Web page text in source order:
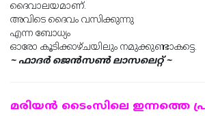
ദൈവാലയമാണ്.
അവിടെ ദൈവം വസിക്കുന്നു
എന്ന ബോധ്യം
ഓരോ കൂടിക്കാഴ്ചയിലും നമുക്കുണ്ടാകട്ടെ.
~ ഫാദർ ജെൻസൺ ലാസലെറ്റ് ~
മരിയന്‍ ടൈംസിലെ ഇന്നത്തെ